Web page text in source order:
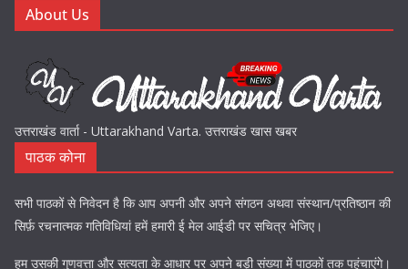
About Us
उत्तराखंड वार्ता - Uttarakhand Varta. उत्तराखंड खास खबर
पाठक कोना
सभी पाठकों से निवेदन है कि आप अपनी और अपने संगठन अथवा संस्थान/प्रतिष्ठान की
सिर्फ़ रचनात्मक गतिविधियां हमें हमारी ई मेल आईडी पर सचित्र भेजिए।
हम उसकी गुणवत्ता और सत्यता के आधार पर अपने बड़ी संख्या में पाठकों तक पहुंचाएंगे।